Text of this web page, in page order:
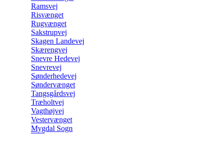
Ramsvej
Risvænget
Rugvænget
Sakstrupvej
Skagen Landevej
Skærengvej
Snevre Hedevej
Snevrevej
Sønderhedevej
Søndervænget
Tangsgårdsvej
Træholtvej
Vagthøjvej
Vestervænget
Mygdal Sogn